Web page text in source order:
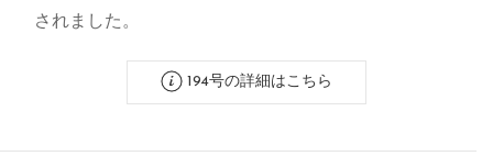
されました。
194号の詳細はこちら